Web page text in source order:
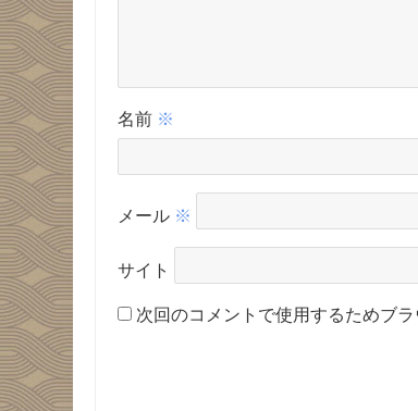
名前 ※
メール ※
サイト
次回のコメントで使用するためブ